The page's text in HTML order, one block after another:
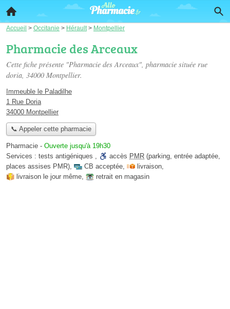
Accueil > Occitanie > Hérault > Montpellier
Pharmacie des Arceaux
Cette fiche présente "Pharmacie des Arceaux", pharmacie située rue
doria, 34000 Montpellier.
Immeuble le Paladilhe
1 Rue Doria
34000 Montpellier
📞 Appeler cette pharmacie
Pharmacie - Ouverte jusqu'à 19h30
Services : tests antigéniques , accès PMR (parking, entrée adaptée,
places assises PMR), CB acceptée, livraison,
livraison le jour même, retrait en magasin